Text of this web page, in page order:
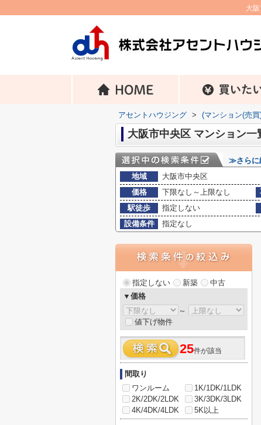
大
アセントハウジング > (マンション(売
大阪市中央区 マンション一
≫さらに
地域
大阪市中央区
価格
下限なし～上限なし
駅徒歩
指定しない
設備条件
指定なし
指定しない 新築
中古
▼価格
～
値下げ物件
25件が該当
間取り
ワンルーム
1K/1DK/1LDK
2K/2DK/2LDK
3K/3DK/3LDK
4K/4DK/4LDK
5K以上